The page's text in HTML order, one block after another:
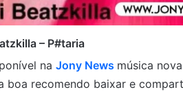
– P#taria
na Jony News música
boa recomendo baixar e